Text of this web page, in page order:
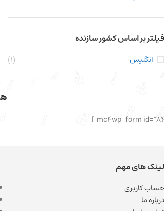
فیلتر بر اساس کشور سازنده
انگلیس (1)
لینک های مهم
حساب کاربری
درباره ما